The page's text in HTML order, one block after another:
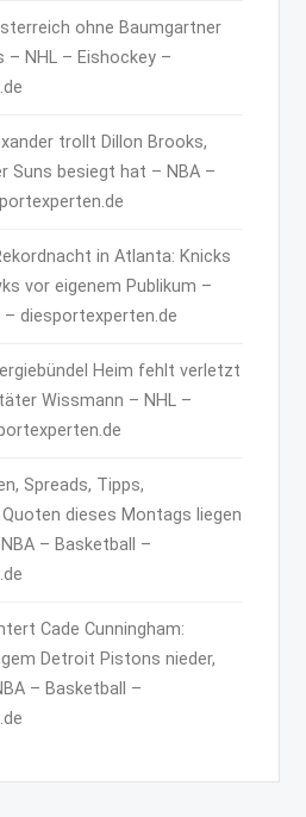
ohne Baumgartner
– NHL – Eishockey –
trollt Dillon Brooks,
Suns besiegt hat – NBA –
in Atlanta: Knicks
vor eigenem Publikum –
– diesportexperten.de
Heim fehlt verletzt
Wissmann – NHL –
Spreads, Tipps,
dieses Montags liegen
– Basketball –
Cade Cunningham:
Detroit Pistons nieder,
– Basketball –